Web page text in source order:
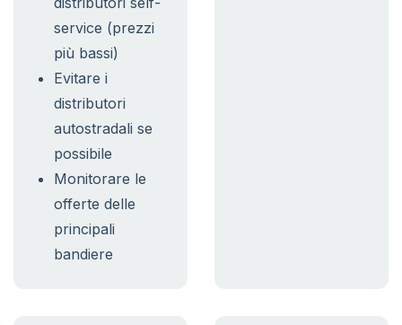
service (prezzi
più bassi)
Evitare i
distributori
autostradali se
possibile
Monitorare le
offerte delle
principali
bandiere